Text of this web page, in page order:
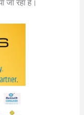
जा रहा है।